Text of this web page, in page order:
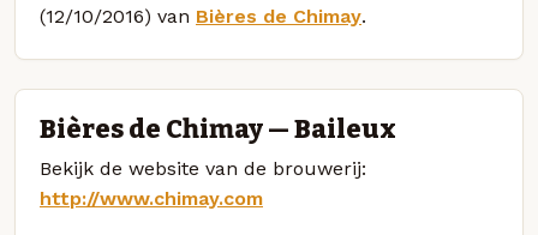
(12/10/2016) van Bières de Chimay.
Bières de Chimay — Baileux
Bekijk de website van de brouwerij:
http://www.chimay.com